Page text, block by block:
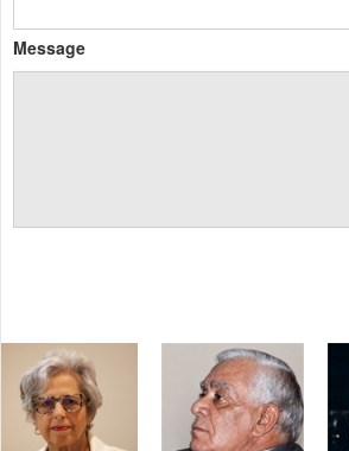
Message